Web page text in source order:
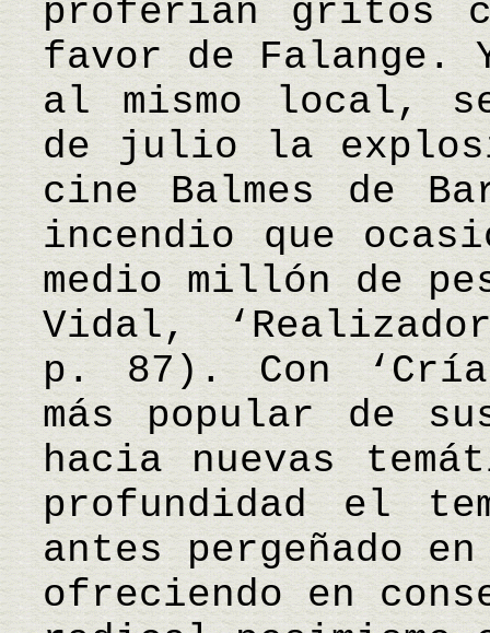
proferían gritos
favor de
al mismo local,
de julio la
cine Balmes de
incendio que
medio millón de
Vidal,
p. 87). Con
más popular de
hacia nuevas
profundidad el
antes pergeñado
ofreciendo en